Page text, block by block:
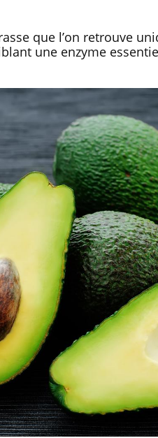
que l’on retrouve
une enzyme
Pourquoi votre
gâche-t-il les
jours de vos
Fortes chaleurs :
pourquoi le risque
noyade grimpe-t-il
Le Viagra pourrait-
freiner la
cancer ?